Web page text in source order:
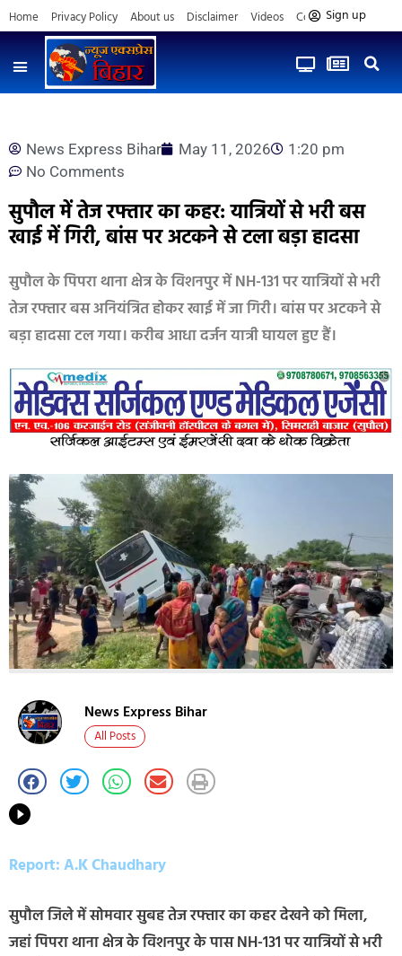
Home Privacy Policy About us Disclaimer Videos Contact us
Sign up
News Express Bihar May 11, 2026
1:20 pm
No Comments
सुपौल में तेज रफ्तार का कहर: यात्रियों से भरी बस
खाई में गिरी, बांस पर अटकने से टला बड़ा हादसा
सुपौल के पिपरा थाना क्षेत्र के विशनपुर में NH-131 पर यात्रियों से भरी
तेज रफ्तार बस अनियंत्रित होकर खाई में जा गिरी। बांस पर अटकने से
बड़ा हादसा टल गया। करीब आधा दर्जन यात्री घायल हुए हैं।
News Express Bihar
All Posts
Report: A.K Chaudhary
सुपौल जिले में सोमवार सुबह तेज रफ्तार का कहर देखने को मिला,
जहां पिपरा थाना क्षेत्र के विशनपुर के पास NH-131 पर यात्रियों से भरी